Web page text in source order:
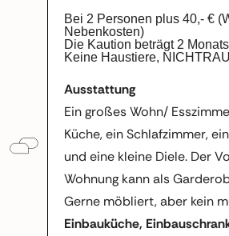
Bei 2 Personen plus 40,- €
Nebenkosten)
Die Kaution beträgt 2
Keine Haustiere,
Ausstattung
Ein großes Wohn/
Küche, ein Schlafzimmer,
und eine kleine Diele. Der
Wohnung kann als
Gerne möbliert, aber kein
Einbauküche,